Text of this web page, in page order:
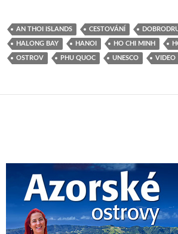
AN THOI ISLANDS CESTOVÁNÍ
HALONG BAY HANOI HO CHI MINH
OSTROV PHU QUOC UNESCO VIDEO